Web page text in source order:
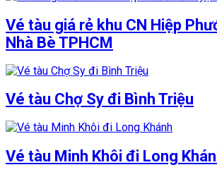
Vé tàu giá rẻ khu CN Hiệp
Nhà Bè TPHCM
Vé tàu Chợ Sy đi Bình Triệu
Vé tàu Minh Khôi đi Long